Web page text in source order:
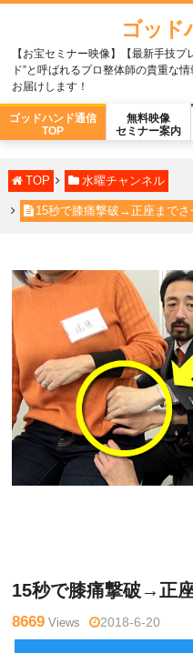
ゴッド
【お宝セミナー映像】【最新手技
ド”と呼ばれるプロ整体師の貴重な
お届けします！
ゴッドハンド通信
TOP
無料映像
セミナー案内
TOP 水曜チャンネル
15秒で膝痛撃破→正座までさ
15秒で膝痛撃破→正
8669 Views 2018-6-20